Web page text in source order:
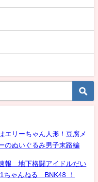
リーちゃん人形！豆腐メ
のぬいぐるみ男子末路編
報 地下格闘アイドルだい
ちゃんねる BNK48 ！